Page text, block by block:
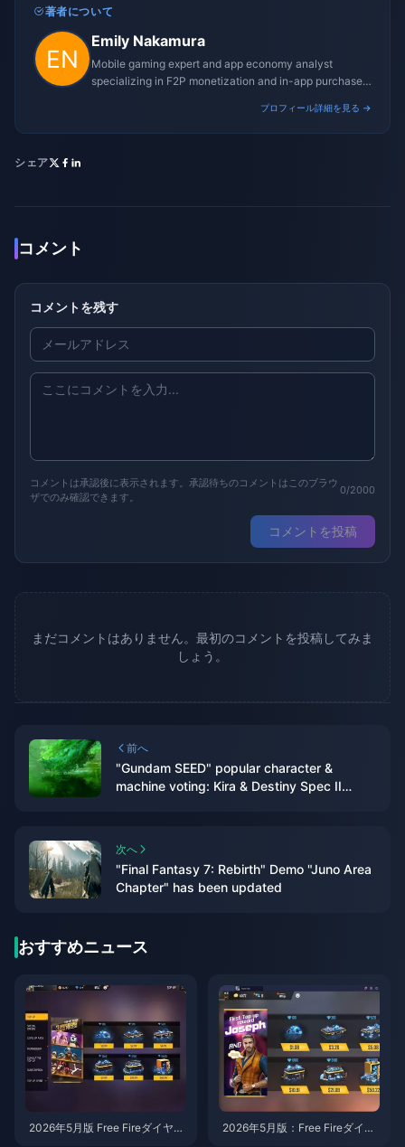
著者について
Emily Nakamura
Mobile gaming expert and app economy analyst
specializing in F2P monetization and in-app purchase
プロフィール詳細を見る →
シェア
コメント
コメントを残す
コメントは承認後に表示されます。承認待ちのコメントはこのブラウ
ザでのみ確認できます。
0/2000
コメントを投稿
まだコメントはありません。最初のコメントを投稿してみま
しょう。
前へ
"Gundam SEED" popular character &
machine voting: Kira & Destiny Spec II
次へ
"Final Fantasy 7: Rebirth" Demo "Juno Area
Chapter" has been updated
おすすめニュース
2026年5月版 Free Fireダイヤモ
2026年5月版：Free Fireダイヤ